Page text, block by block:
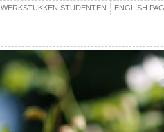
WERKSTUKKEN STUDENTEN ENGLISH